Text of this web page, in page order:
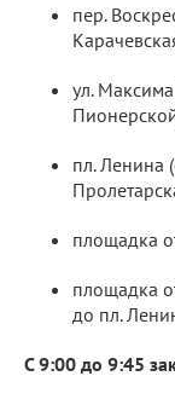
пер.
ул. Максима
пл. Ленина
площадка
площадка
до пл.
С 9:00 до 9:45